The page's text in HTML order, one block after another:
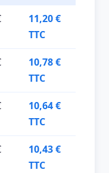
11,20 €
TTC
10,78 €
TTC
10,64 €
TTC
10,43 €
TTC